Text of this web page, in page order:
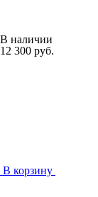
В наличии
12 300 руб.
В корзину